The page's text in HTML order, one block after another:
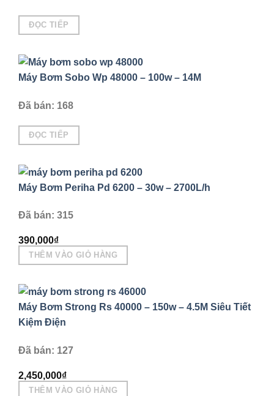
ĐỌC TIẾP
Máy Bơm Sobo Wp 48000 – 100w – 14M
Đã bán: 168
ĐỌC TIẾP
Máy Bơm Periha Pd 6200 – 30w – 2700L/h
Đã bán: 315
390,000₫
THÊM VÀO GIỎ HÀNG
Máy Bơm Strong Rs 40000 – 150w – 4.5M Siêu Tiết
Kiệm Điện
Đã bán: 127
2,450,000₫
THÊM VÀO GIỎ HÀNG